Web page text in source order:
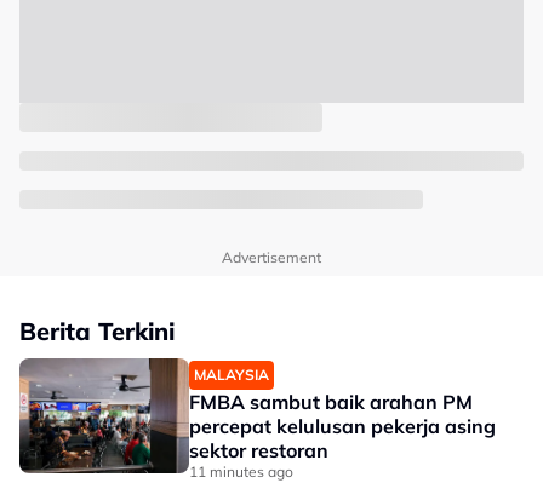
Advertisement
Berita Terkini
MALAYSIA
FMBA sambut baik arahan PM
percepat kelulusan pekerja asing
sektor restoran
11 minutes ago